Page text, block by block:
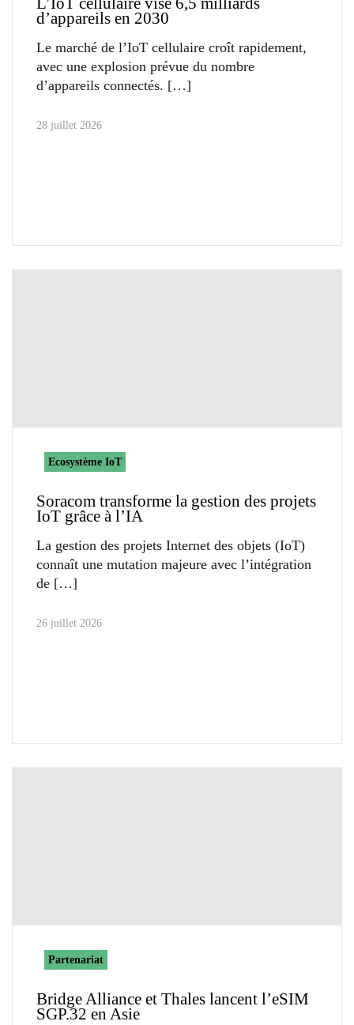
d’appareils en 2030
Le marché de l’IoT cellulaire croît rapidement,
avec une explosion prévue du nombre
d’appareils connectés.
28 juillet 2026
Ecosystème IoT
Soracom transforme la gestion des projets
IoT grâce à l’IA
La gestion des projets Internet des objets (IoT)
connaît une mutation majeure avec l’intégration
de
26 juillet 2026
Partenariat
Bridge Alliance et Thales lancent l’eSIM
SGP.32 en Asie